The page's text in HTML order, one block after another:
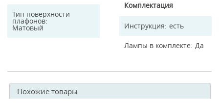
Тип поверхности
плафонов
Матовый
Комплектация
Инструкция есть
Лампы в комплекте Да
Похожие товары